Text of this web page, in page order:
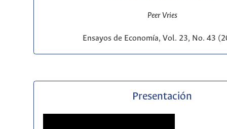
Peer Vries
Ensayos de Economía, Vol. 23, No. 43
Presentación